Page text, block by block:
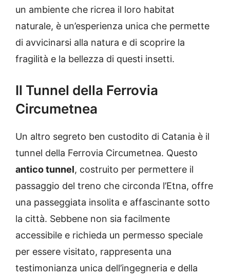
un ambiente che ricrea il loro habitat
naturale, è un’esperienza unica che permette
di avvicinarsi alla natura e di scoprire la
fragilità e la bellezza di questi insetti.
Il Tunnel della Ferrovia
Circumetnea
Un altro segreto ben custodito di Catania è il
tunnel della Ferrovia Circumetnea. Questo
antico tunnel, costruito per permettere il
passaggio del treno che circonda l’Etna, offre
una passeggiata insolita e affascinante sotto
la città. Sebbene non sia facilmente
accessibile e richieda un permesso speciale
per essere visitato, rappresenta una
testimonianza unica dell’ingegneria e della